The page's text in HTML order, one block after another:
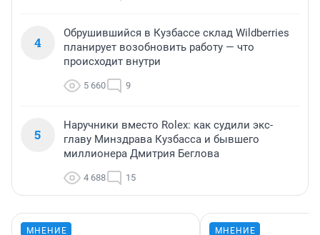
4
Обрушившийся в Кузбассе склад Wildberries
планирует возобновить работу — что
происходит внутри
5 660 9
5
Наручники вместо Rolex: как судили экс-
главу Минздрава Кузбасса и бывшего
миллионера Дмитрия Беглова
4 688 15
МНЕНИЕ МНЕНИЕ